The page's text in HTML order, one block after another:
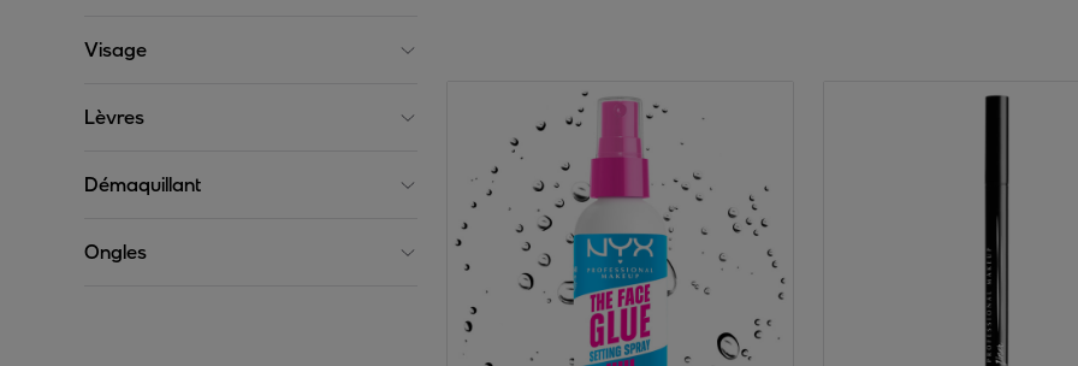
Visage
Lèvres
Démaquillant
Ongles